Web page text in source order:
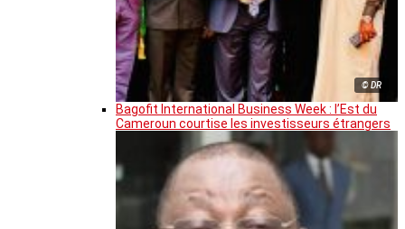
© DR
Bagofit International Business Week : l’Est du
Cameroun courtise les investisseurs étrangers